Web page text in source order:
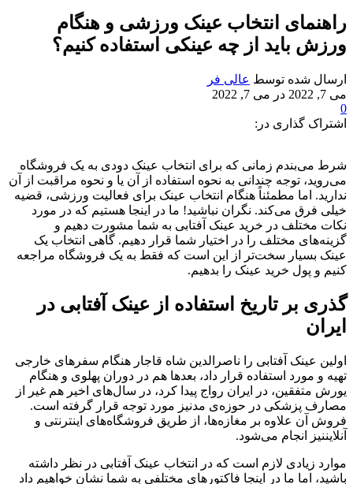
راهنمای انتخاب عینک ورزشی و هنگام
ورزش باید از چه عینکی استفاده کنیم؟
ارسال شده توسط عالی فر
می 7, 2022
در می 7, 2022
0
اشتراک گذاری در:
شرط می‌بندم زمانی که برای انتخاب عینک دودی به یک فروشگاه
می‌روید، توجه چندانی به نحوه استفاده از آن یا و نحوه مراقبت از آن
ندارید. اما مطمئناً هنگام انتخاب عینک برای فعالیت ورزشی، قضیه
خیلی فرق می‌کند. نگران نباشید! ما در اینجا هستیم که در مورد
نکات مختلف در خرید عینک آفتابی به شما مشورت دهیم و
گزینه‌های مختلف را در اختیار شما قرار دهیم. گاهی انتخاب یک
عینک بسیار سخت‌تر از این است که فقط به یک فروشگاه مراجعه
کنیم و پول خرید عینک را بدهیم.
گذری بر تاریخ استفاده از عینک آفتابی در
ایران
اولین عینک آفتابی را ناصرالدین شاه قاجار هنگام سفرهای خارجی
تهیه و مورد استفاده قرار داد، بعدها هم در دوران پهلوی و هنگام
یورش متفقین، در ایران رواج پیدا کرد، در سال‌های اخیر هم غیر از
مصارف پزشکی در حوزه‌ی مدنیز مورد توجه قرار گرفته است.
فروش آن علاوه بر مغازه‌ها، از طریق فروشگاه‌های اینترنتی و
آنلایننیز انجام می‌شود.
موارد زیادی لازم است که در انتخاب عینک آفتابی در نظر داشته
باشید، اما ما در اینجا فاکتورهای مختلفی به شما نشان خواهیم داد